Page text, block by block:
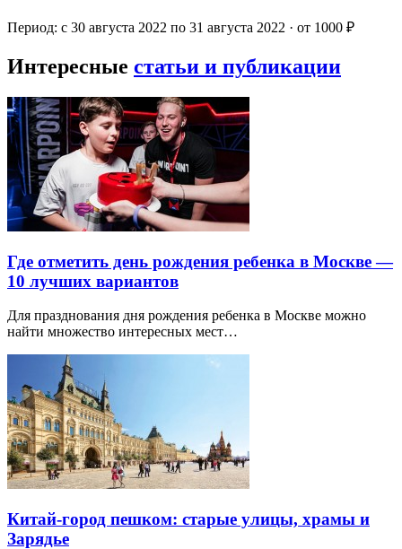
Период: с 30 августа 2022 по 31 августа 2022 · от 1000 ₽
Интересные статьи и публикации
Где отметить день рождения ребенка в Москве —
10 лучших вариантов
Для празднования дня рождения ребенка в Москве можно
найти множество интересных мест…
Китай-город пешком: старые улицы, храмы и
Зарядье